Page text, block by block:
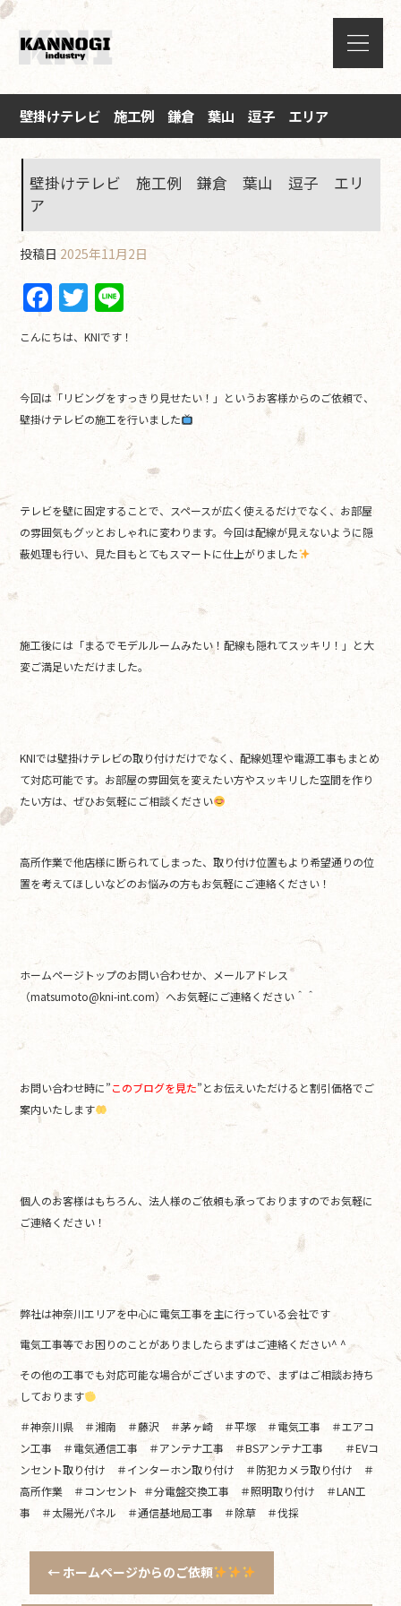
壁掛けテレビ 施工例 鎌倉 葉山 逗子 エリア
壁掛けテレビ 施工例 鎌倉 葉山 逗子 エリ
ア
投稿日 2025年11月2日
F
a
c
e
b
k
T
w
itt
er
n
e
こんにちは、KNIです！
今回は「リビングをすっきり見せたい！」というお客様からのご依頼で、
壁掛けテレビの施工を行いました
テレビを壁に固定することで、スペースが広く使えるだけでなく、お部屋
の雰囲気もグッとおしゃれに変わります。今回は配線が見えないように隠
蔽処理も行い、見た目もとてもスマートに仕上がりました
施工後には「まるでモデルルームみたい！配線も隠れてスッキリ！」と大
変ご満足いただけました。
KNIでは壁掛けテレビの取り付けだけでなく、配線処理や電源工事もまとめ
て対応可能です。お部屋の雰囲気を変えたい方やスッキリした空間を作り
たい方は、ぜひお気軽にご相談ください
高所作業で他店様に断られてしまった、取り付け位置もより希望通りの位
置を考えてほしいなどのお悩みの方もお気軽にご連絡ください！
ホームページトップのお問い合わせか、メールアドレス
（matsumoto@kni-int.com）へお気軽にご連絡ください＾＾
お問い合わせ時に”このブログを見た”とお伝えいただけると割引価格でご
案内いたします
個人のお客様はもちろん、法人様のご依頼も承っておりますのでお気軽に
ご連絡ください！
弊社は神奈川エリアを中心に電気工事を主に行っている会社です
電気工事等でお困りのことがありましたらまずはご連絡ください^ ^
その他の工事でも対応可能な場合がございますので、まずはご相談お持ち
しております
＃神奈川県 ＃湘南 ＃藤沢 ＃茅ヶ崎 ＃平塚 ＃電気工事 ＃エアコ
ン工事 ＃電気通信工事 ＃アンテナ工事 ＃BSアンテナ工事 ＃EVコ
ンセント取り付け ＃インターホン取り付け ＃防犯カメラ取り付け ＃
高所作業 ＃コンセント ＃分電盤交換工事 ＃照明取り付け ＃LAN工
事 ＃太陽光パネル ＃通信基地局工事 ＃除草 ＃伐採
← ホームページからのご依頼